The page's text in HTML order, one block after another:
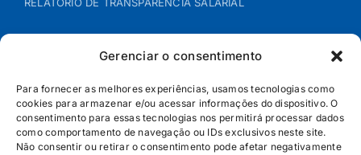
Gerenciar o consentimento
Para fornecer as melhores experiências, usamos tecnologias como
cookies para armazenar e/ou acessar informações do dispositivo. O
consentimento para essas tecnologias nos permitirá processar dados
como comportamento de navegação ou IDs exclusivos neste site.
Não consentir ou retirar o consentimento pode afetar negativamente
RELATÓRIO DE TRANSPARÊNCIA SALARIAL
POLÍTICA DE COOKIES
POLÍTICA DE PRIVACIDADE